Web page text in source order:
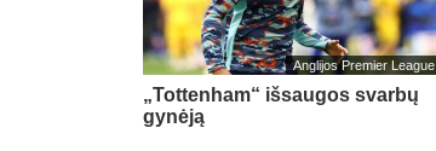
Anglijos Premier League
„Tottenham“ išsaugos svarbų
gynėją